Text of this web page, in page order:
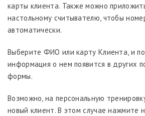
карты клиента. Также можно
настольному считывателю, чтобы
автоматически.
Выберите ФИО или карту Клиента, и
информация о нем появится в других
формы.
Возможно, на персональную
новый клиент. В этом случае нажмите